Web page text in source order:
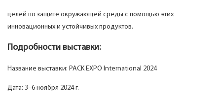
целей по защите окружающей среды с помощью этих
инновационных и устойчивых продуктов.
Подробности выставки:
Название выставки: PACK EXPO International 2024
Дата: 3–6 ноября 2024 г.